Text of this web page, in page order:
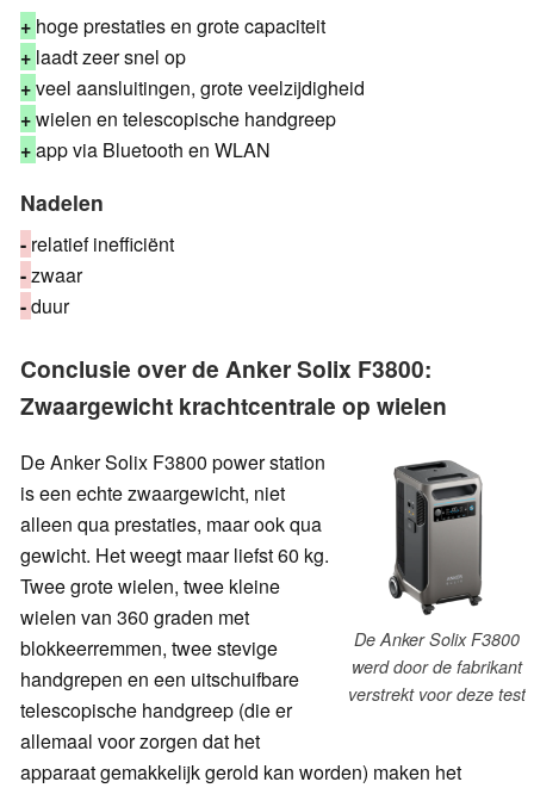
+ hoge prestaties en grote capaciteit
+ laadt zeer snel op
+veel aansluitingen, grote veelzijdigheid
+wielen en telescopische handgreep
+app via Bluetooth en WLAN
Nadelen
- relatief inefficiënt
-zwaar
-duur
Conclusie over de Anker Solix F3800:
Zwaargewicht krachtcentrale op wielen
De Anker Solix F3800
werd door de fabrikant
verstrekt voor deze test
De Anker Solix F3800 power station
is een echte zwaargewicht, niet
alleen qua prestaties, maar ook qua
gewicht. Het weegt maar liefst 60 kg.
Twee grote wielen, twee kleine
wielen van 360 graden met
blokkeerremmen, twee stevige
handgrepen en een uitschuifbare
telescopische handgreep (die er
allemaal voor zorgen dat het
apparaat gemakkelijk gerold kan worden) maken het